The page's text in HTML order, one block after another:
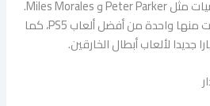
النقاد بتطوير القصة والشخصيات مثل Peter Parker و Miles Morales.
مميزات اللعبة المذهلة جعلت منها واحدة من أفضل ألعاب PS5، كما
جديدا لألعاب أبطال الخارقين.